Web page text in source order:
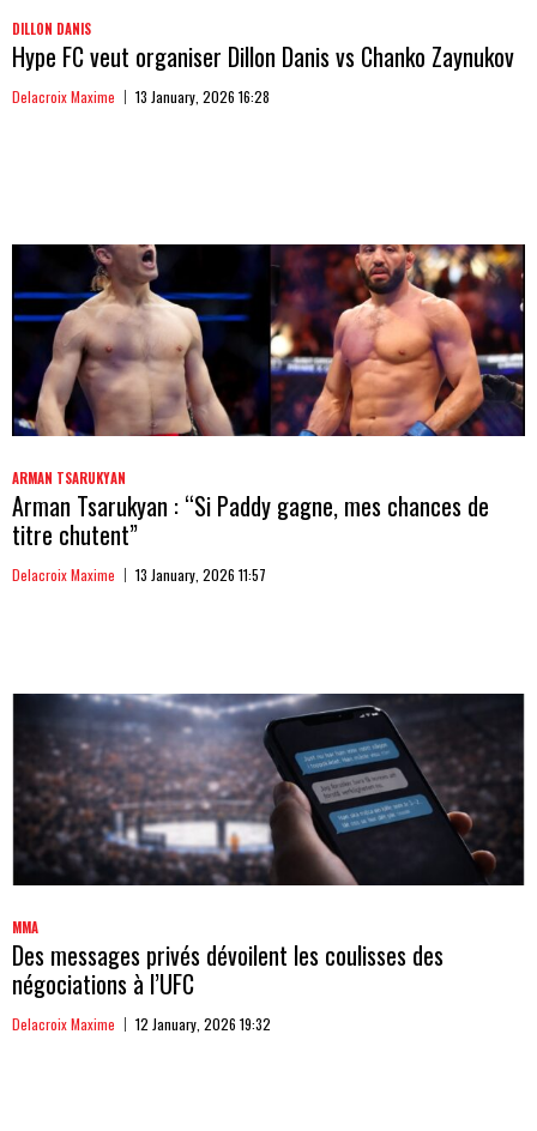
DILLON DANIS
Hype FC veut organiser Dillon Danis vs Chanko Zaynukov
Delacroix Maxime 13 January, 2026 16:28
ARMAN TSARUKYAN
Arman Tsarukyan : “Si Paddy gagne, mes chances de
titre chutent”
Delacroix Maxime 13 January, 2026 11:57
MMA
Des messages privés dévoilent les coulisses des
négociations à l’UFC
Delacroix Maxime 12 January, 2026 19:32